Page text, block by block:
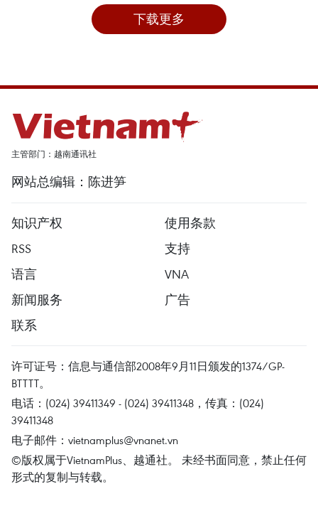
下载更多
主管部门：越南通讯社
网站总编辑：陈进笋
知识产权
使用条款
RSS
支持
语言
VNA
新闻服务
广告
联系
许可证号：信息与通信部2008年9月11日颁发的1374/GP-
BTTTT。
电话：(024) 39411349 - (024) 39411348，传真：(024)
39411348
电子邮件： vietnamplus@vnanet.vn
©版权属于VietnamPlus、越通社。 未经书面同意，禁止任何
形式的复制与转载。